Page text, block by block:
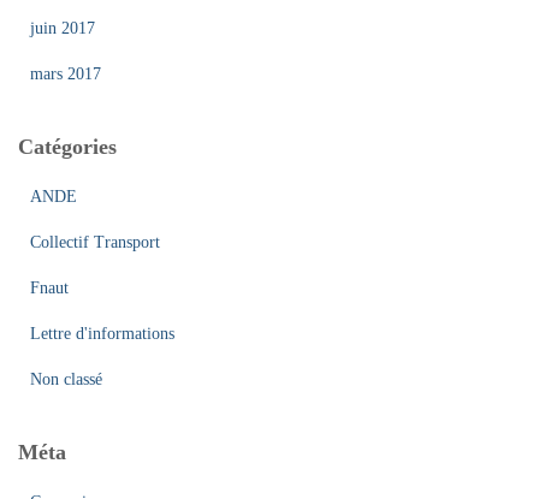
juin 2017
mars 2017
Catégories
ANDE
Collectif Transport
Fnaut
Lettre d'informations
Non classé
Méta